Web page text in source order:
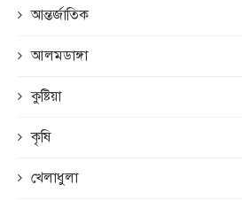
আন্তর্জাতিক
আলমডাঙ্গা
কুষ্টিয়া
কৃষি
খেলাধুলা